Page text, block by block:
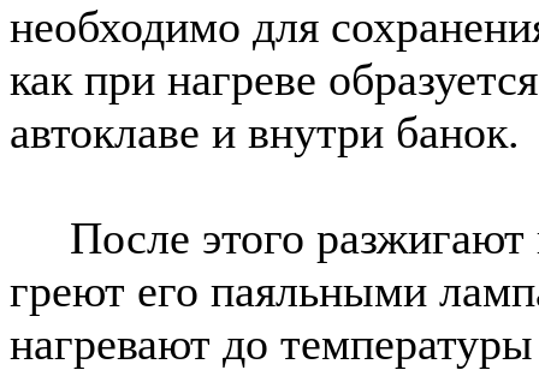
необходимо для
как при нагреве
автоклаве и внутри банок.
После этого разжигают
греют его паяльными
нагревают до